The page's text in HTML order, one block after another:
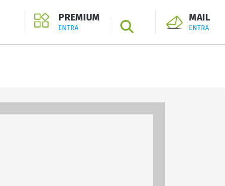
PREMIUM
ENTRA SEARCH
MAIL
ENTRA